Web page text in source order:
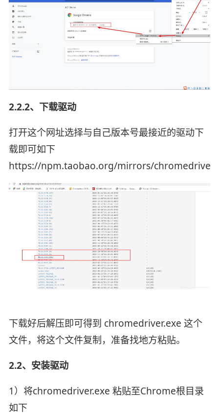
2.2.2、下载驱动
打开这个网址选择与自己版本号最接近的驱动下
载即可如下
https://npm.taobao.org/mirrors/chromedriver
下载好后解压即可得到 chromedriver.exe 这个
文件，将这个文件复制，准备找地方粘贴。
2.2、安装驱动
1）将chromedriver.exe 粘贴至Chrome根目录
如下